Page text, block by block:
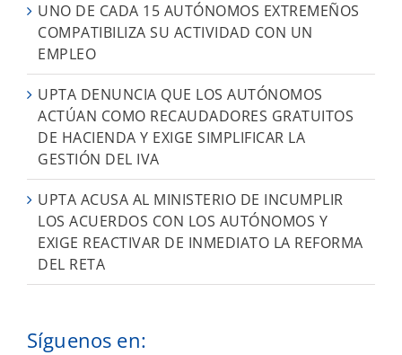
UNO DE CADA 15 AUTÓNOMOS EXTREMEÑOS
COMPATIBILIZA SU ACTIVIDAD CON UN
EMPLEO
UPTA DENUNCIA QUE LOS AUTÓNOMOS
ACTÚAN COMO RECAUDADORES GRATUITOS
DE HACIENDA Y EXIGE SIMPLIFICAR LA
GESTIÓN DEL IVA
UPTA ACUSA AL MINISTERIO DE INCUMPLIR
LOS ACUERDOS CON LOS AUTÓNOMOS Y
EXIGE REACTIVAR DE INMEDIATO LA REFORMA
DEL RETA
Síguenos en: